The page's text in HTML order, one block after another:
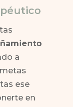
a
ese
en